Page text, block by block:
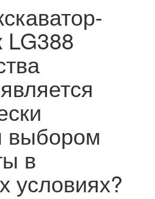
LG388
выбором
в
условиях?